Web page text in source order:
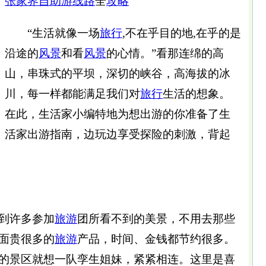
“生活就像一场旅行,不在乎目的地,在乎的是
沿途的风景和看风景的心情。”看那连绵的高
山，串珠式的平坝，深切的峡谷，高海拔的冰
川，每一样都能满足我们对旅行生活的想象。
在此，生活家小编特地为想出游的你准备了生
活家出游指南，边玩边享受探险的刺激，背起
许多参加旅游团所看不到的美景，不用去那些
贵很多的旅游产品，时间、金钱都节约很多。
景区就想一队孪生姐妹，紧紧相连。这里是喜